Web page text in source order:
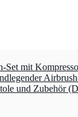
Set mit
und Zubehör